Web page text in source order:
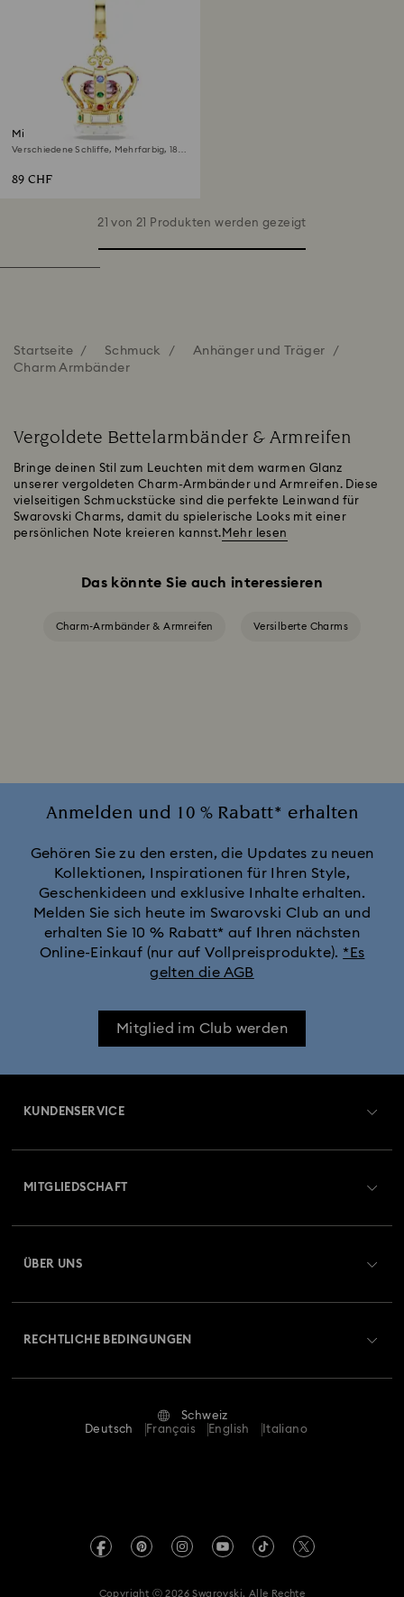
Minions Crown Charm
Verschiedene Schliffe, Mehrfarbig, 18K
89 CHF
21 von 21 Produkten werden gezeigt
Startseite Schmuck
Anhänger und Träger
Charm Armbänder
Vergoldete Bettelarmbänder & Armreifen
Bringe deinen Stil zum Leuchten mit dem warmen Glanz
unserer vergoldeten Charm-Armbänder und Armreifen. Diese
vielseitigen Schmuckstücke sind die perfekte Leinwand für
Swarovski Charms, damit du spielerische Looks mit einer
persönlichen Note kreieren kannst. Mehr lesen
Das könnte Sie auch interessieren
Charm-Armbänder & Armreifen Versilberte Charms
Anmelden und 10 % Rabatt* erhalten
Gehören Sie zu den ersten, die Updates zu neuen
Kollektionen, Inspirationen für Ihren Style,
Geschenkideen und exklusive Inhalte erhalten.
Melden Sie sich heute im Swarovski Club an und
erhalten Sie 10 % Rabatt* auf Ihren nächsten
Online-Einkauf (nur auf Vollpreisprodukte). *Es
gelten die AGB
Mitglied im Club werden
KUNDENSERVICE
Retouren und Umtausch
Reparaturstatus
Termin buchen
MITGLIEDSCHAFT
ÜBER UNS
RECHTLICHE BEDINGUNGEN
REACH-Informationen
Schweiz
Deutsch
Français English Italiano
Copyright ⓒ 2026 Swarovski. Alle Rechte